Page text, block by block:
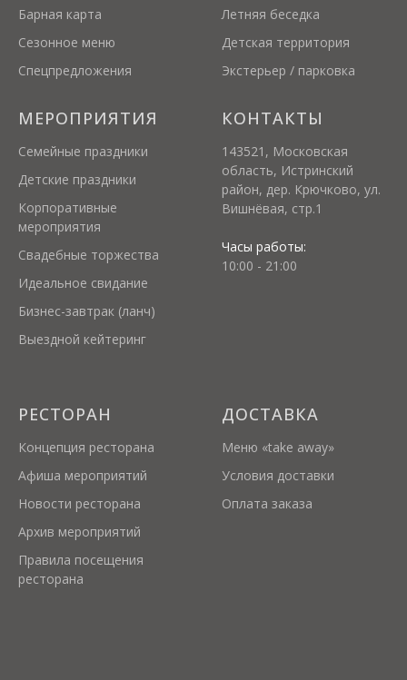
Барная карта
Сезонное меню
Спецпредложения
Летняя беседка
Детская территория
Экстерьер / парковка
МЕРОПРИЯТИЯ
Семейные праздники
Детские праздники
Корпоративные
мероприятия
Свадебные торжества
Идеальное свидание
Бизнес-завтрак (ланч)
Выездной кейтеринг
КОНТАКТЫ
143521, Московская
область, Истринский
район, дер. Крючково, ул.
Вишнёвая, стр.1
Часы работы:
10:00 - 21:00
РЕСТОРАН
Концепция ресторана
Афиша мероприятий
Новости ресторана
Архив мероприятий
Правила посещения
ресторана
ДОСТАВКА
Меню «take away»
Условия доставки
Оплата заказа